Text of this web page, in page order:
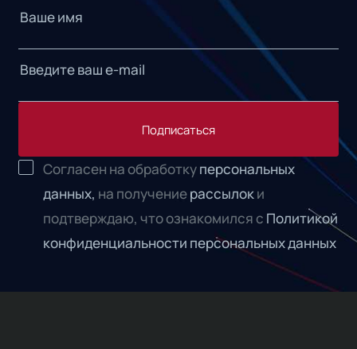
Подписаться
Согласен на обработкуперсональных
данных, на получениерассылоки
подтверждаю, что ознакомился с Политикой
конфиденциальности персональных данных